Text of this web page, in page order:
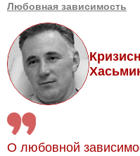
Любовная зависимость
О любовной